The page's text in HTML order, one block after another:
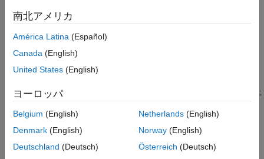
データ型の調査
固定小数点の指定
項目一覧
構文
説明
例
説明
グを返します。結果は、関数
例
p= lsb( q )は、
の量子化レベル、また
は1.0から次に大きい浮動小数点数までの距離 (qが浮動小数点
quantizerオブジェクトの場合) を返します。
南北アメリカ
América Latina (Español)
Canada (English)
United States (English)
ヨーロッパ
Belgium (English)
Denmark (English)
Deutschland (Deutsch)
Netherlands(English)
Norway(English)
Österreich (Deutsch)